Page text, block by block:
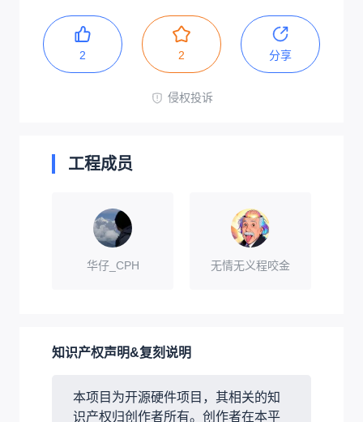
2 2 分享
侵权投诉
工程成员
华仔_CPH 无情无义程咬金
知识产权声明&复刻说明
本项目为开源硬件项目，其相关的知
识产权归创作者所有。创作者在本平